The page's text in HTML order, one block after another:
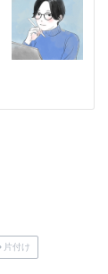
片付け